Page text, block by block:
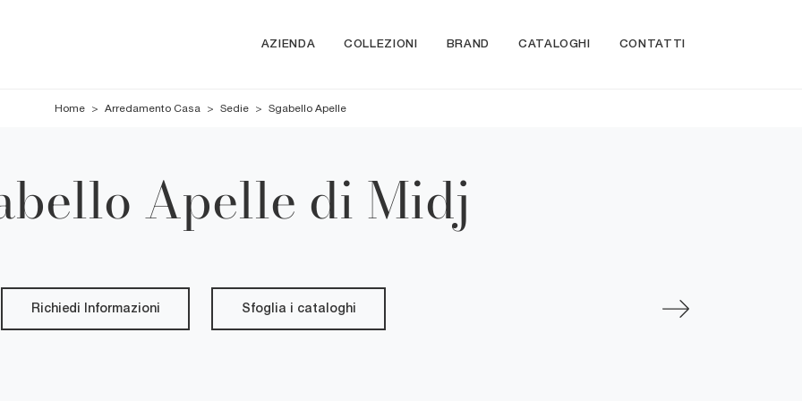
AZIENDA COLLEZIONI BRAND CATALOGHI CONTATTI
Home > Arredamento Casa > Sedie > Sgabello Apelle
Apelle di Midj
Richiedi Informazioni Sfoglia i cataloghi